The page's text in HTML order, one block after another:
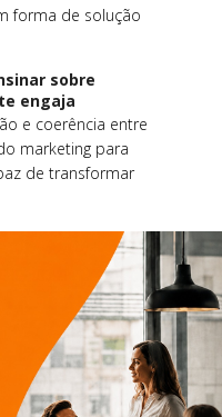
forma de solução
sobre
engaja
e coerência entre
marketing para
de transformar